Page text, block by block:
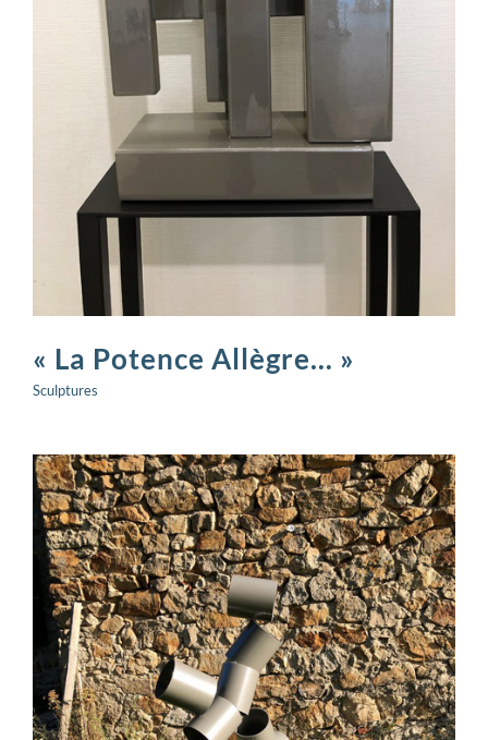
« La Potence Allègre… »
Sculptures